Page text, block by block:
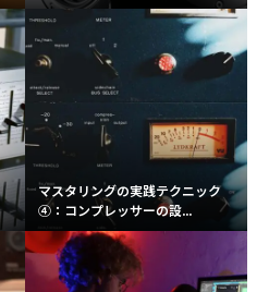
マスタリングの実践テクニック
④：コンプレッサーの設...